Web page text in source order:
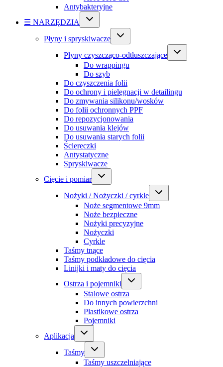
Antybakteryjne
☰ NARZĘDZIA
Płyny i spryskiwacze
Płyny czyszcząco-odtłuszczające
Do wrappingu
Do szyb
Do czyszczenia folii
Do ochrony i pielęgnacji w detailingu
Do zmywania silikonu/wosków
Do folii ochronnych PPF
Do repozycjonowania
Do usuwania klejów
Do usuwania starych folii
Ściereczki
Antystatyczne
Spryskiwacze
Cięcie i pomiar
Nożyki / Nożyczki / cyrkle
Noże segmentowe 9mm
Noże bezpieczne
Nożyki precyzyjne
Nożyczki
Cyrkle
Taśmy tnące
Taśmy podkładowe do cięcia
Linijki i maty do cięcia
Ostrza i pojemniki
Stalowe ostrza
Do innych powierzchni
Plastikowe ostrza
Pojemniki
Aplikacja
Taśmy
Taśmy uszczelniające